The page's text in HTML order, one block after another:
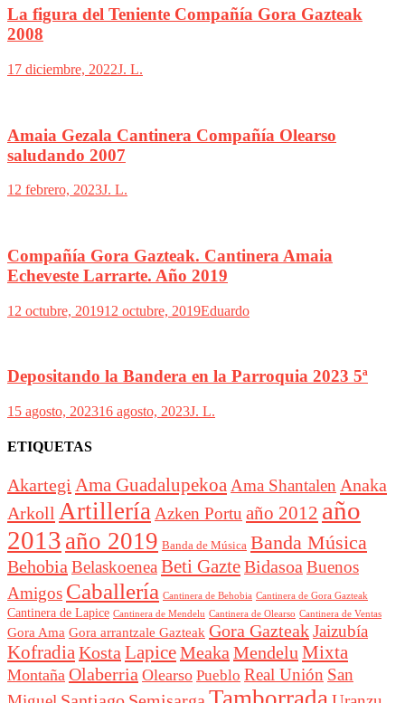
La figura del Teniente Compañía Gora Gazteak
2008
17 diciembre, 2022J. L.
Amaia Gezala Cantinera Compañía Olearso
saludando 2007
12 febrero, 2023J. L.
Compañía Gora Gazteak. Cantinera Amaia
Echeveste Larrarte. Año 2019
12 octubre, 201912 octubre, 2019Eduardo
Depositando la Bandera en la Parroquia 2023 5ª
15 agosto, 202316 agosto, 2023J. L.
ETIQUETAS
Akartegi Ama Guadalupekoa Ama Shantalen Anaka
Arkoll Artillería Azken Portu año 2012 año
2013 año 2019 Banda de Música Banda Música
Behobia Belaskoenea Beti GazteBidasoa Buenos
Amigos Caballería Cantinera de Behobia Cantinera de Gora Gazteak
Cantinera de Lapice Cantinera de Mendelu Cantinera de Olearso Cantinera de Ventas
Gora Ama Gora arrantzale Gazteak Gora GazteakJaizubía
Kofradia Kosta LapiceMeaka Mendelu Mixta
Montaña Olaberria Olearso Pueblo Real Unión San